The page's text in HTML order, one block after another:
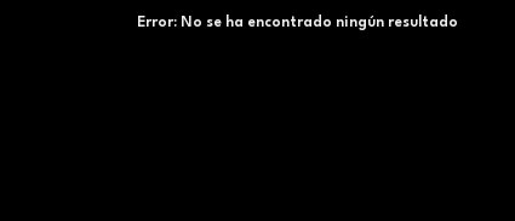
Error: No se ha encontrado ningún resultado